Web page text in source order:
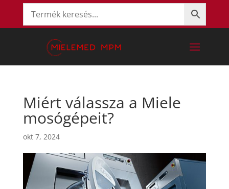
Miért válassza a Miele
mosógépeit?
okt 7, 2024